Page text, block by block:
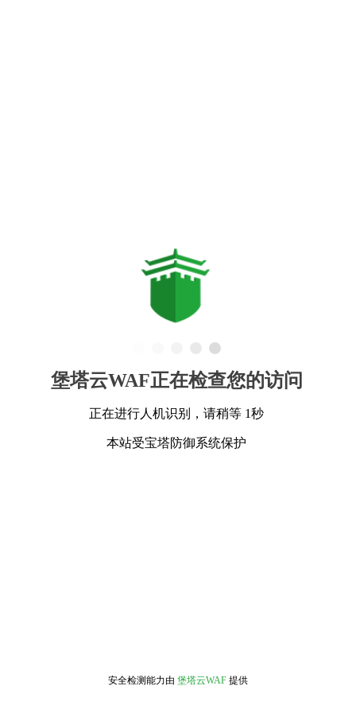
堡塔云WAF正在检查您的访问
正在进行人机识别，请稍等 1秒
本站受宝塔防御系统保护
安全检测能力由 堡塔云WAF 提供